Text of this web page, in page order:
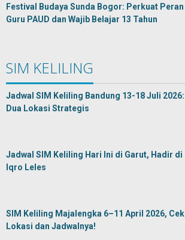
Festival Budaya Sunda Bogor: Perkuat Peran
Guru PAUD dan Wajib Belajar 13 Tahun
SIM KELILING
Jadwal SIM Keliling Bandung 13-18 Juli 2026:
Dua Lokasi Strategis
Jadwal SIM Keliling Hari Ini di Garut, Hadir di
Iqro Leles
SIM Keliling Majalengka 6–11 April 2026, Cek
Lokasi dan Jadwalnya!